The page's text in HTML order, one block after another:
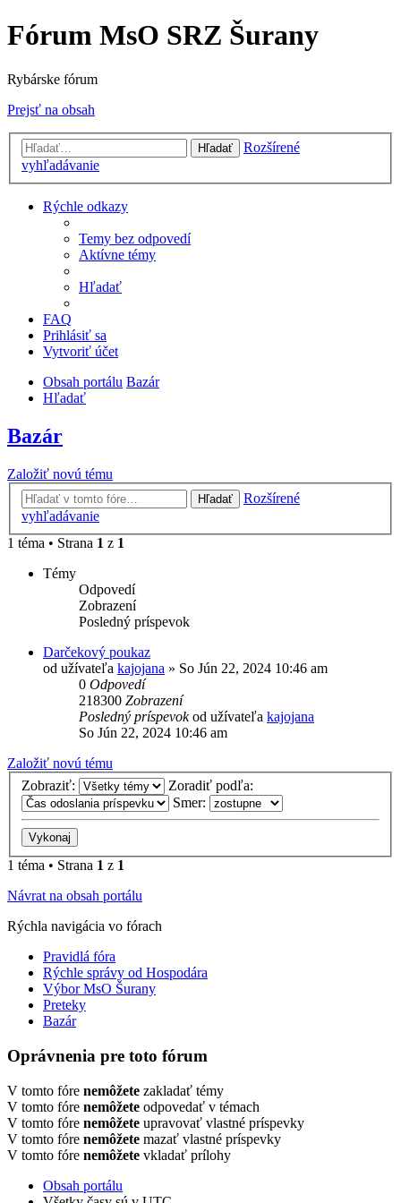
Fórum MsO SRZ Šurany
Rybárske fórum
Prejsť na obsah
Hľadať
Rozšírené
vyhľadávanie
Rýchle odkazy
Temy bez odpovedí
Aktívne témy
Hľadať
FAQ
Prihlásiť sa
Vytvoriť účet
Obsah portálu Bazár
Hľadať
Bazár
Založiť novú tému
Hľadať
Rozšírené
vyhľadávanie
1 téma • Strana 1 z 1
Témy
Odpovedí
Zobrazení
Posledný príspevok
Darčekový poukaz
od užívateľa kajojana » So Jún 22, 2024 10:46 am
0 Odpovedí
218300 Zobrazení
Posledný príspevokod užívateľa kajojana
So Jún 22, 2024 10:46 am
Založiť novú tému
Zobraziť:
Zoradiť podľa:
Smer:
1 téma • Strana 1 z 1
Návrat na obsah portálu
Rýchla navigácia vo fórach
Pravidlá fóra
Rýchle správy od Hospodára
Výbor MsO Šurany
Preteky
Bazár
Oprávnenia pre toto fórum
V tomto fóre nemôžete zakladať témy
V tomto fóre nemôžete odpovedať v témach
V tomto fóre nemôžete upravovať vlastné príspevky
V tomto fóre nemôžete mazať vlastné príspevky
V tomto fóre nemôžete vkladať prílohy
Obsah portálu